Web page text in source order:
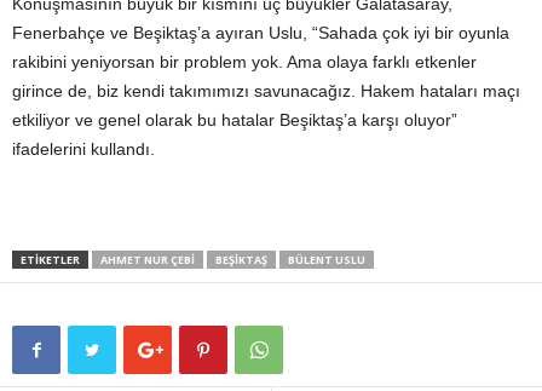
Fenerbahçe ve Beşiktaş’a ayıran Uslu, “Sahada çok iyi bir oyunla
rakibini yeniyorsan bir problem yok. Ama olaya farklı etkenler
girince de, biz kendi takımımızı savunacağız. Hakem hataları maçı
etkiliyor ve genel olarak bu hatalar Beşiktaş’a karşı oluyor”
ifadelerini kullandı.
ETIKETLER AHMET NUR ÇEBI BEŞIKTAŞ BÜLENT USLU